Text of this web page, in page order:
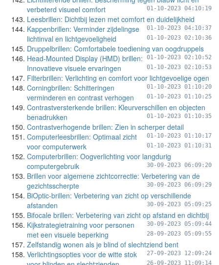
verbeterd visueel comfort
01-10-2023 04:10:19
Leesbrillen: Dichtbij lezen met comfort en duidelijkheid
01-10-2023 04:10:37
Kappenbrillen: Verminder zijdelingse
lichtinval en lichtgevoeligheid
01-10-2023 02:10:36
Druppelbrillen: Comfortabele toediening van oogdruppels
01-10-2023 02:10:52
Head-Mounted Display (HMD) brillen:
Innovatieve visuele ervaringen
01-10-2023 02:10:53
Filterbrillen: Verlichting en comfort voor lichtgevoelige ogen
01-10-2023 01:10:20
Corningbrillen: Schitteringen
verminderen en contrast verhogen
01-10-2023 01:10:25
Contrastversterkende brillen: Kleurverschillen en objecten
benadrukken
01-10-2023 01:10:35
Contrastverhogende brillen: Zien in scherper detail
01-10-2023 01:10:17
Computerleesbrillen: Optimaal zicht
voor computerwerk
01-10-2023 01:10:31
Computerbrillen: Oogverlichting voor langdurig
computergebruik
30-09-2023 06:09:20
Brillen voor algemene zichtcorrectie: Verbetering van de
gezichtsscherpte
30-09-2023 06:09:29
BiOptic-brillen: Verbetering van zicht op verschillende
afstanden
30-09-2023 05:09:25
Bifocale brillen: Verbetering van zicht op afstand en dichtbij
30-09-2023 05:09:44
Kijkstrategietraining voor personen
met een visuele beperking
28-09-2023 05:09:55
Zelfstandig wonen als je blind of slechtziend bent
27-09-2023 12:09:24
Verlichtingsopties voor de witte stok
26-09-2023 11:09:14